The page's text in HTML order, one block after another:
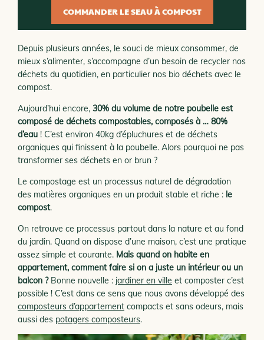
Depuis plusieurs années, le souci de mieux consommer, de
mieux s’alimenter, s’accompagne d’un besoin de recycler nos
déchets du quotidien, en particulier nos bio déchets avec le
compost.
Aujourd’hui encore, 30% du volume de notre poubelle est
composé de déchets compostables, composés à … 80%
d’eau ! C’est environ 40kg d’épluchures et de déchets
organiques qui finissent à la poubelle. Alors pourquoi ne pas
transformer ses déchets en or brun ?
Le compostage est un processus naturel de dégradation
des matières organiques en un produit stable et riche : le
compost.
On retrouve ce processus partout dans la nature et au fond
du jardin. Quand on dispose d’une maison, c’est une pratique
assez simple et courante. Mais quand on habite en
appartement, comment faire si on a juste un intérieur ou un
balcon ?Bonne nouvelle : jardiner en ville et composter c’est
possible ! C’est dans ce sens que nous avons développé des
composteurs d’appartement compacts et sans odeurs, mais
aussi des potagers composteurs.
COMMANDER LE SEAU À COMPOST